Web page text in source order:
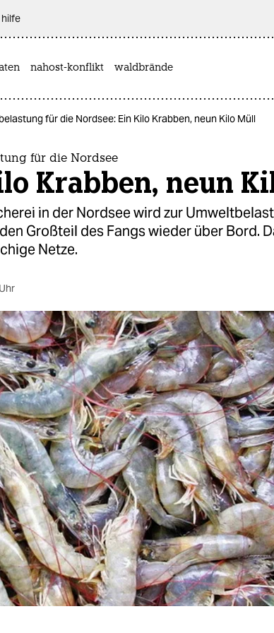
nahost-konflikt waldbrände
für die Nordsee: Ein Kilo Krabben, neun Kilo Müll
für die Nordsee
Krabben, neun
in der Nordsee wird zur
Großteil des Fangs wieder über Bord.
Netze.